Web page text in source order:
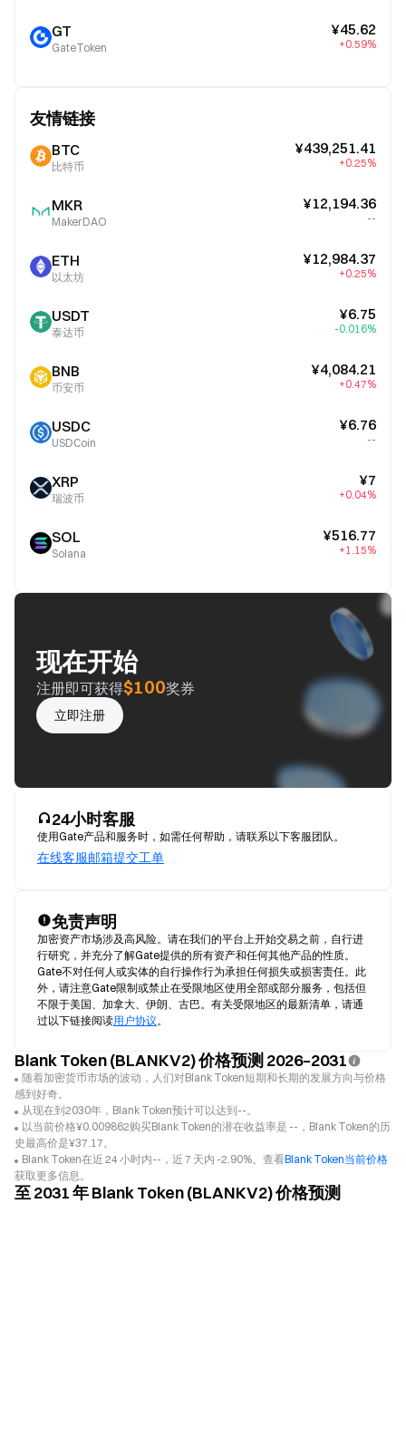
GT
GateToken
¥45.62
+0.59%
友情链接
BTC
比特币
¥439,251.41
+0.25%
MKR
MakerDAO
¥12,194.36
--
ETH
以太坊
¥12,984.37
+0.25%
USDT
泰达币
¥6.75
-0.016%
BNB
币安币
¥4,084.21
+0.47%
USDC
USDCoin
¥6.76
--
XRP
瑞波币
¥7
+0.04%
SOL
Solana
¥516.77
+1.15%
现在开始
注册即可获得$100奖券
立即注册
24小时客服
使用Gate产品和服务时，如需任何帮助，请联系以下客服团队。
在线客服邮箱提交工单
免责声明
加密资产市场涉及高风险。请在我们的平台上开始交易之前，自行进
行研究，并充分了解Gate提供的所有资产和任何其他产品的性质。
Gate不对任何人或实体的自行操作行为承担任何损失或损害责任。此
外，请注意Gate限制或禁止在受限地区使用全部或部分服务，包括但
不限于美国、加拿大、伊朗、古巴。有关受限地区的最新清单，请通
过以下链接阅读用户协议。
Blank Token (BLANKV2) 价格预测 2026–2031
随着加密货币市场的波动，人们对Blank Token短期和长期的发展方向与价格
感到好奇。
从现在到2030年，Blank Token预计可以达到--。
以当前价格¥0.009862购买Blank Token的潜在收益率是 --，Blank Token的历
史最高价是¥37.17。
Blank Token在近 24 小时内--，近 7 天内 -2.90%。查看Blank Token当前价格
获取更多信息。
至 2031 年 Blank Token (BLANKV2) 价格预测